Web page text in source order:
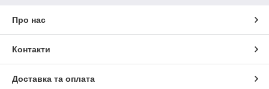
Про нас
Контакти
Доставка та оплата